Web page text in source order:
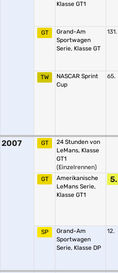
Klasse GT1
GT
Grand-Am
Sportwagen
Serie, Klasse GT
131.
TW
NASCAR Sprint
Cup
65.
2007 GT
24 Stunden von
LeMans, Klasse
GT1
(Einzelrennen)
GT
Amerikanische
LeMans Serie,
Klasse GT1
5.
SP
Grand-Am
Sportwagen
Serie, Klasse DP
12.